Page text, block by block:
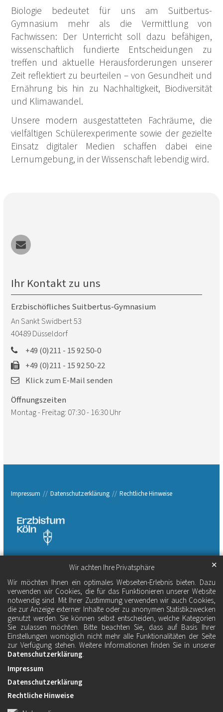
Wir achten Ihre Privatsphäre
Wir möchten Ihnen ein optimales Webseiten-Erlebnis bieten. Dazu
verwenden wir Cookies, die für das Funktionieren unserer Website
notwendig sind. Mit Ihrer Zustimmung verwenden wir auch Cookies,
die zur Anzeige externer Inhalte oder zu anonymen Statistikzwecken
genutzt werden. Sie können selbst entscheiden, welche Kategorien
Sie zulassen möchten. Bitte beachten Sie, dass auf Basis Ihrer
Einstellungen womöglich nicht mehr alle Funktionalitäten der Seite
zur Verfügung stehen. Weitere Informationen finden Sie in unserer
Datenschutzerklärung.
✕
Impressum
Datenschutzerklärung
Rechtliche Hinweise
Biologie bedeutet für uns am Suitbertus-
Gymnasium mehr als die Vermittlung von
Fachwissen: Der Unterricht soll dazu befähigen,
wissenschaftlich fundierte Entscheidungen zu
treffen und aktuelle Herausforderungen unserer
Zeit reflektiert zu beurteilen – von Gesundheit und
Ernährung bis hin zu Nachhaltigkeit, Biodiversität
und Klimawandel.
Unsere modern ausgestatteten Fachräume, die
vielfältigen Schülerexperimente sowie der gezielte
Einsatz digitaler Medien schaffen dabei eine
Lernumgebung, in der Wissenschaft lebendig wird.
Ihr Kontakt zu uns
Erzbischöfliches Suitbertus-Gymnasium
An Sankt Swidbert 53
40489Düsseldorf
+49 (0)211 - 15 92 50-0
+49 (0)211 - 15 92 50-22
Klick zum E-Mail senden
Öffnungszeiten
Montag - Freitag: 07:30 - 16:30 Uhr
Impressum Datenschutzerklärung Rechtliche Hinweise